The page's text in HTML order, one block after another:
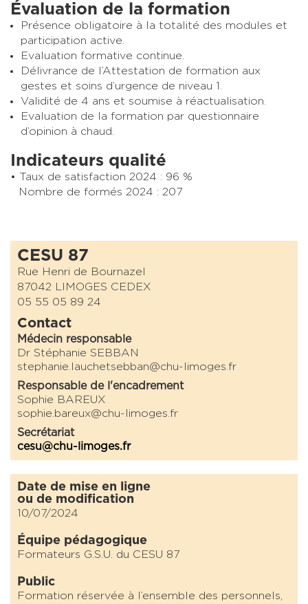
Évaluation de la formation
Présence obligatoire à la totalité des modules et
participation active.
Evaluation formative continue.
Délivrance de l’Attestation de formation aux
gestes et soins d’urgence de niveau 1.
Validité de 4 ans et soumise à réactualisation.
Evaluation de la formation par questionnaire
d’opinion à chaud.
Indicateurs qualité
Taux de satisfaction 2024 : 96 %
Nombre de formés 2024 : 207
CESU 87
Rue Henri de Bournazel
87042 LIMOGES CEDEX
05 55 05 89 24
Contact
Médecin responsable
Dr Stéphanie SEBBAN
stephanie.lauchetsebban@chu-limoges.fr
Responsable de l'encadrement
Sophie BAREUX
sophie.bareux@chu-limoges.fr
Secrétariat
cesu@chu-limoges.fr
Date de mise en ligne
ou de modification
10/07/2024
Équipe pédagogique
Formateurs G.S.U. du CESU 87
Public
Formation réservée à l’ensemble des personnels,